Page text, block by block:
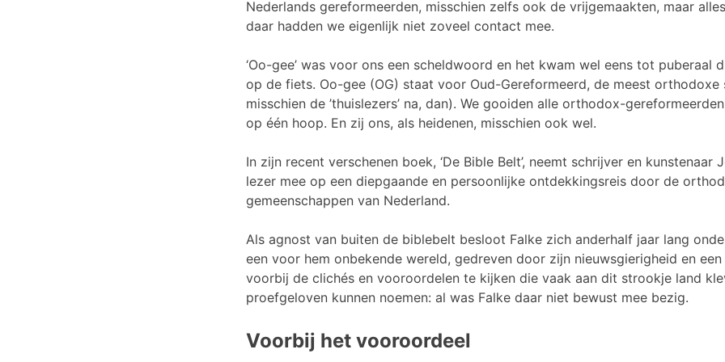
Nederlands gereformeerden, misschien zelfs ook de vrijgemaakten, maar alles
daar hadden we eigenlijk niet zoveel contact mee.
‘Oo-gee’ was voor ons een scheldwoord en het kwam wel eens tot puberaal
op de fiets. Oo-gee (OG) staat voor Oud-Gereformeerd, de meest
misschien de ’thuislezers’ na, dan). We gooiden alle orthodox-
op één hoop. En zij ons, als heidenen, misschien ook wel.
In zijn recent verschenen boek, ‘De Bible Belt’, neemt schrijver en kunstenaar
lezer mee op een diepgaande en persoonlijke ontdekkingsreis door de
gemeenschappen van Nederland.
Als agnost van buiten de biblebelt besloot Falke zich anderhalf jaar lang
een voor hem onbekende wereld, gedreven door zijn nieuwsgierigheid en
voorbij de clichés en vooroordelen te kijken die vaak aan dit strookje land
proefgeloven kunnen noemen: al was Falke daar niet bewust mee bezig.
Voorbij het vooroordeel